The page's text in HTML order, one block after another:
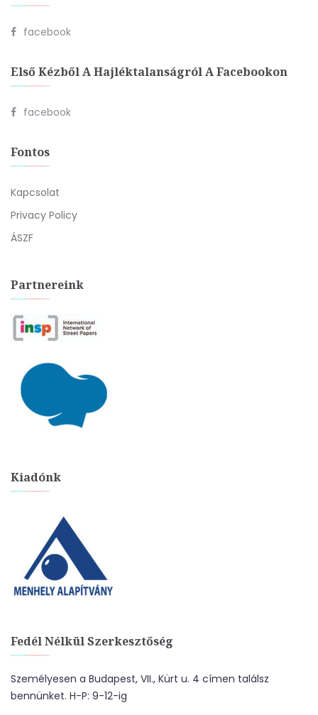
facebook
Első Kézből A Hajléktalanságról A Facebookon
facebook
Fontos
Kapcsolat
Privacy Policy
ÁSZF
Partnereink
Kiadónk
Fedél Nélkül Szerkesztőség
Személyesen a Budapest, VII., Kürt u. 4 címen találsz
bennünket. H-P: 9-12-ig